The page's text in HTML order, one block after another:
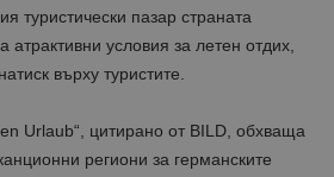
туристически пазар страната
атрактивни условия за летен отдих,
върху туристите.
Urlaub“, цитирано от BILD, обхваща
региони за германските